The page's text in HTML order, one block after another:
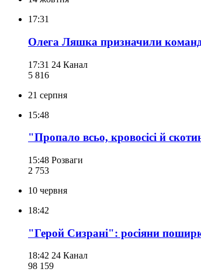
17:31
Олега Ляшка призначили
17:31 24 Канал
5 816
21 серпня
15:48
"Пропало всьо, кровосісі й
15:48 Розваги
2 753
10 червня
18:42
"Герой Сизрані": росіяни
18:42 24 Канал
98 159